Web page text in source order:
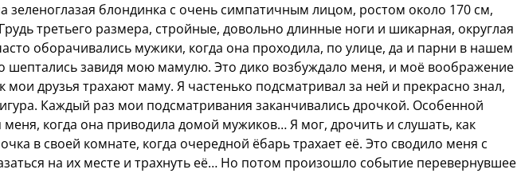
зеленоглазая блондинка с очень симпатичным лицом, ростом около 170 см,
третьего размера, стройные, довольно длинные ноги и шикарная, округлая
оборачивались мужики, когда она проходила, по улице, да и парни в нашем
шептались завидя мою мамулю. Это дико возбуждало меня, и моё воображение
мои друзья трахают маму. Я частенько подсматривал за ней и прекрасно знал,
Каждый раз мои подсматривания заканчивались дрочкой. Особенной
когда она приводила домой мужиков… Я мог, дрочить и слушать, как
в своей комнате, когда очередной ёбарь трахает её. Это сводило меня с
на их месте и трахнуть её… Но потом произошло событие перевернувшее